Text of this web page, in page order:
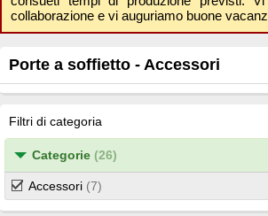
collaborazione e vi auguriamo buone
Porte a soffietto - Accessori
Filtri di categoria
Categorie (26)
Accessori (7)